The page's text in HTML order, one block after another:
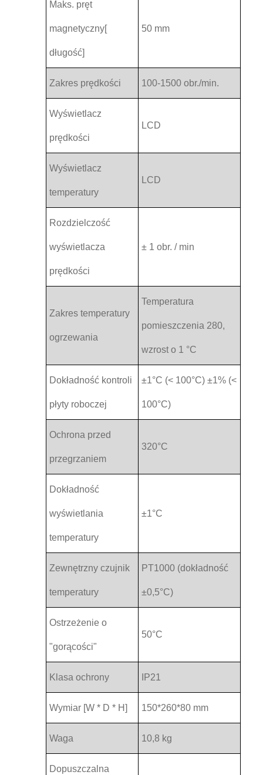
Maks. pręt
magnetyczny[
długość]
50 mm
Zakres prędkości 100-1500 obr./min.
Wyświetlacz
prędkości
LCD
Wyświetlacz
temperatury
LCD
Rozdzielczość
wyświetlacza
prędkości
± 1 obr. / min
Zakres temperatury
ogrzewania
Temperatura
pomieszczenia 280,
wzrost o 1 °C
Dokładność kontroli
płyty roboczej
±1°C (< 100°C) ±1% (<
100°C)
Ochrona przed
przegrzaniem
320°C
Dokładność
wyświetlania
temperatury
±1°C
Zewnętrzny czujnik
temperatury
PT1000 (dokładność
±0,5°C)
Ostrzeżenie o
"gorącości"
50°C
Klasa ochrony IP21
Wymiar [W * D * H] 150*260*80 mm
Waga 10,8 kg
Dopuszczalna